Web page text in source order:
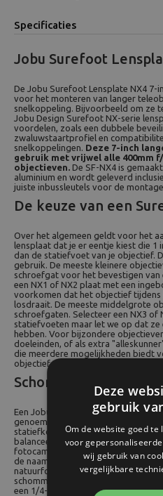
Specificaties
Jobu Surefoot
De Jobu Surefoot Lensplate NX4 7-
voor het monteren van langer
snelkoppeling. Bijvoorbeeld om ze
Jobu Design Surefoot NX-serie
voordelen, zoals een dubbele
zwaluwstaartprofiel en
snelkoppelingen. Deze 7-inch
gebruik met vrijwel alle 400mm f/
objectieven. De SF-NX4 is
aluminium en wordt geleverd
juiste inbussleutels voor de
De keuze van een
Over het algemeen geldt voor het
lensplaat dat je er eentje kiest die 1
dan de statiefvoet van je objectief.
gebruik. De meeste kleinere
schroefgat voor het bevestigen van
een NX1 of NX2 plaat met een
voorkomen dat het objectief
losdraait. De meeste middelgrote
schroefgaten. Selecteer een NX3 of
statiefvoeten maar let we op dat
hebben. Voor bijzondere
doeleinden, of als extra
die meerdere mogelijkheden biedt
objectief.
Schommelkop, swing
Een Jobu Design schommelkop,
genoemd, is ontworpen om
statiefkop ondersteunt een camera
balanceerpunt waardoor ze niet
fotocamera met (tele)objectief in
de naam schommelkop. Ze zijn
natuurfotografie, vliegtuigspotten
schommelkop met de 3/8-inch
een 1/4-inch statiefschroef kun je
Deze
gebruik
Om de website goed
voor
wij gebruik van
vergelijkbare